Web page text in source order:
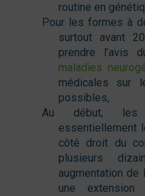
routine en
Pour les formes à
surtout avant
prendre l’avis
maladies
médicales sur
possibles,
Au début, les
essentiellement
côté droit du
plusieurs
augmentation de
une